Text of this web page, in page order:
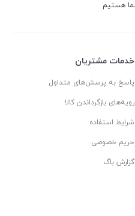
خدمات مشتریان
پاسخ به پرسش‌های متداول
رویه‌های بازگرداندن کالا
شرایط استفاده
حریم خصوصی
گزارش باگ